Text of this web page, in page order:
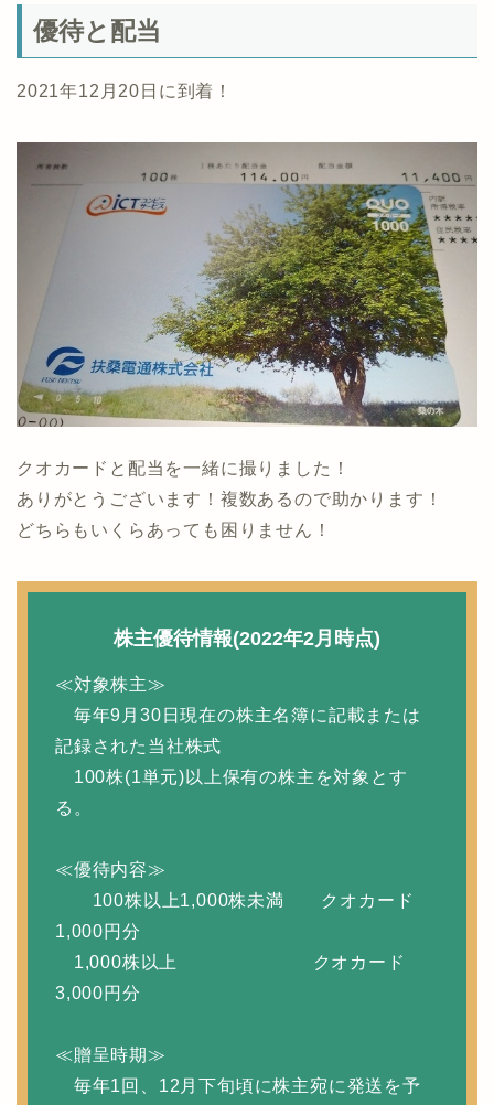
優待と配当
2021年12月20日に到着！
クオカードと配当を一緒に撮りました！
ありがとうございます！複数あるので助かります！
どちらもいくらあっても困りません！
株主優待情報(2022年2月時点)
≪対象株主≫
毎年9月30日現在の株主名簿に記載または
記録された当社株式
100株(1単元)以上保有の株主を対象とす
る。
≪優待内容≫
100株以上1,000株未満 クオカード
1,000円分
1,000株以上 クオカード
3,000円分
≪贈呈時期≫
毎年1回、12月下旬頃に株主宛に発送を予